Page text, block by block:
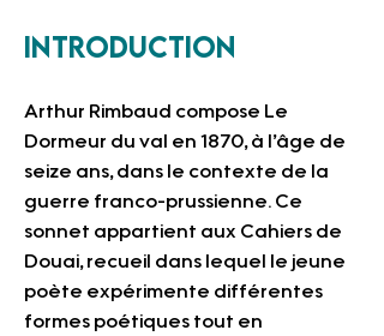
Introduction
Arthur Rimbaud compose Le
Dormeur du val en 1870, à l’âge de
seize ans, dans le contexte de la
guerre franco-prussienne. Ce
sonnet appartient aux Cahiers de
Douai, recueil dans lequel le jeune
poète expérimente différentes
formes poétiques tout en